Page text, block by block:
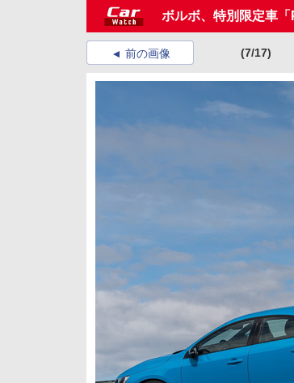
ボルボ、特別限定車
前の画像 (7/17)